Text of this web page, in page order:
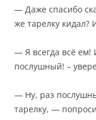
— Даже спасибо
же тарелку кидал?
— Я всегда всё ем!
послушный! –
— Ну, раз
тарелку, —